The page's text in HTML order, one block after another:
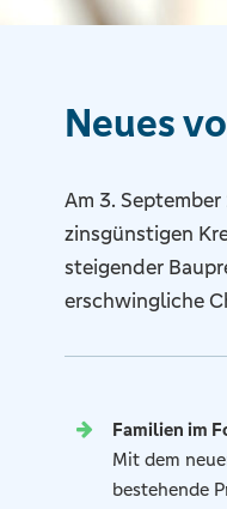
Neues
Am 3.
zinsgünstigen
steigender
erschwingliche
Familien im
Mit dem
bestehende